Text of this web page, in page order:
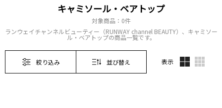
キャミソール・ベアトップ
対象商品： 0件
ランウェイチャンネルビューティー（RUNWAY channel BEAUTY）、キャミソー
ル・ベアトップの商品一覧です。
絞り込み 並び替え 表示